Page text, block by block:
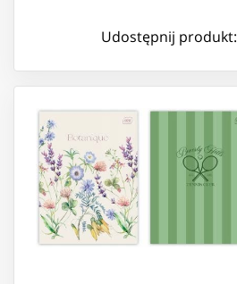
Udostępnij produkt: